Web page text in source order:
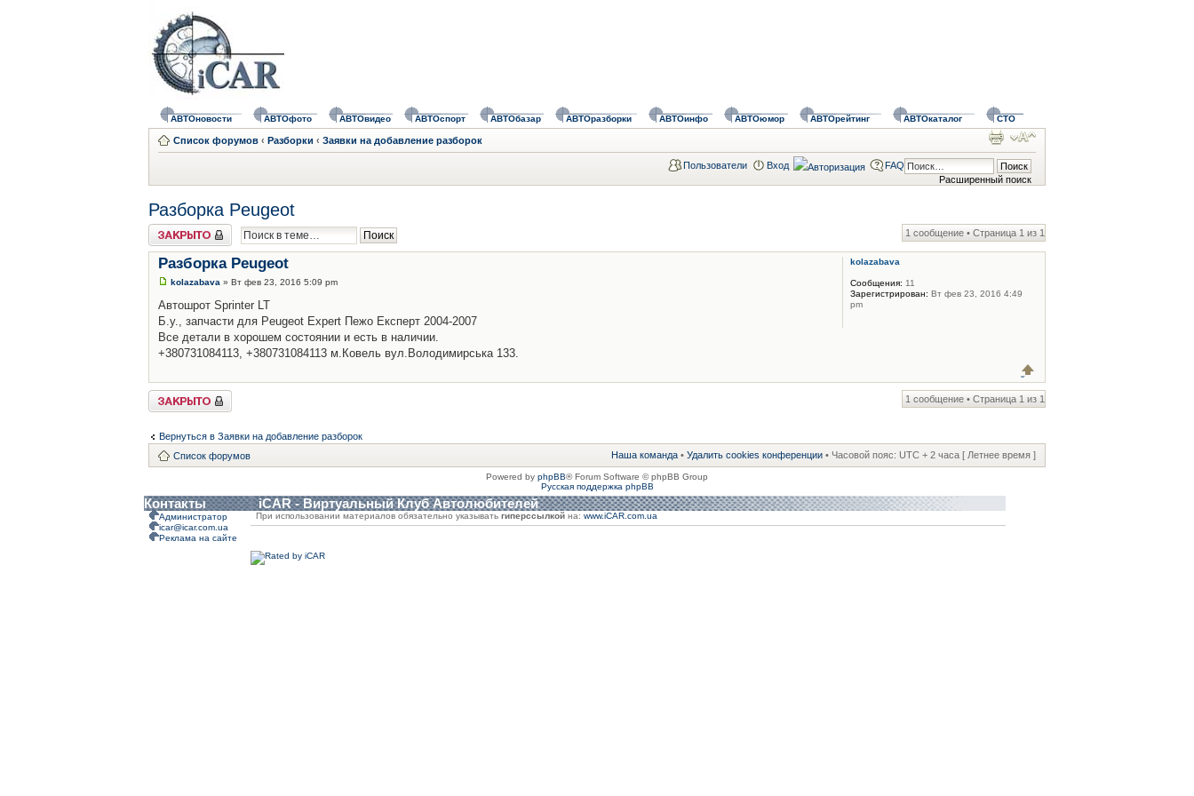
АВТОновости АВТОфото АВТОвидео АВТОспорт АВТОбазар АВТОразборки АВТОинфо АВТОюмор АВТОрейтинг АВТОкаталог СТО
Список форумов ‹ Разборки ‹ Заявки на добавление разборок
Расширенный поиск
Пользователи Вход FAQ
Разборка Peugeot
Закрыто 1 сообщение • Страница 1 из 1
Разборка Peugeot
kolazabava » Вт фев 23, 2016 5:09 pm
Автошрот Sprinter LT
Б.у., запчасти для Peugeot Expert Пежо Експерт 2004-2007
Все детали в хорошем состоянии и есть в наличии.
+380731084113, +380731084113 м.Ковель вул.Володимирська 133.
kolazabava
Сообщения: 11
Зарегистрирован: Вт фев 23, 2016 4:49
pm
Закрыто 1 сообщение • Страница 1 из 1
Вернуться в Заявки на добавление разборок
Список форумов
Наша команда • Удалить cookies конференции • Часовой пояс: UTC + 2 часа [ Летнее время ]
Powered by phpBB® Forum Software © phpBB Group
Русская поддержка phpBB
Контакты iCAR - Виртуальный Клуб Автолюбителей
Администратор
icar@icar.com.ua
Реклама на сайте
При использовании материалов обязательно указывать гиперссылкой на: www.iCAR.com.ua